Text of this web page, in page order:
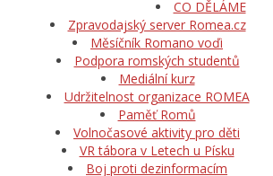
CO DĚLÁME
Zpravodajský server Romea.cz
Měsíčník Romano voďi
Podpora romských studentů
Mediální kurz
Udržitelnost organizace ROMEA
Paměť Romů
Volnočasové aktivity pro děti
VR tábora v Letech u Písku
Boj proti dezinformacím